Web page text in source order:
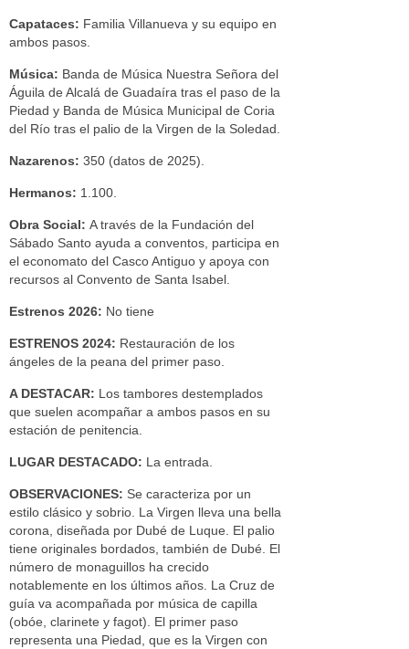
Capataces: Familia Villanueva y su equipo en
ambos pasos.
Música: Banda de Música Nuestra Señora del
Águila de Alcalá de Guadaíra tras el paso de la
Piedad y Banda de Música Municipal de Coria
del Río tras el palio de la Virgen de la Soledad.
Nazarenos: 350 (datos de 2025).
Hermanos: 1.100.
Obra Social: A través de la Fundación del
Sábado Santo ayuda a conventos, participa en
el economato del Casco Antiguo y apoya con
recursos al Convento de Santa Isabel.
Estrenos 2026: No tiene
ESTRENOS 2024: Restauración de los
ángeles de la peana del primer paso.
A DESTACAR: Los tambores destemplados
que suelen acompañar a ambos pasos en su
estación de penitencia.
LUGAR DESTACADO: La entrada.
OBSERVACIONES: Se caracteriza por un
estilo clásico y sobrio. La Virgen lleva una bella
corona, diseñada por Dubé de Luque. El palio
tiene originales bordados, también de Dubé. El
número de monaguillos ha crecido
notablemente en los últimos años. La Cruz de
guía va acompañada por música de capilla
(obóe, clarinete y fagot). El primer paso
representa una Piedad, que es la Virgen con